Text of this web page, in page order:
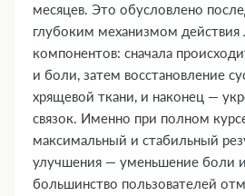
месяцев. Это обусловлено
глубоким механизмом
компонентов: сначала
и боли, затем восстановление
хрящевой ткани, и наконец —
связок. Именно при полном
максимальный и стабильный
улучшения — уменьшение боли
большинство пользователей